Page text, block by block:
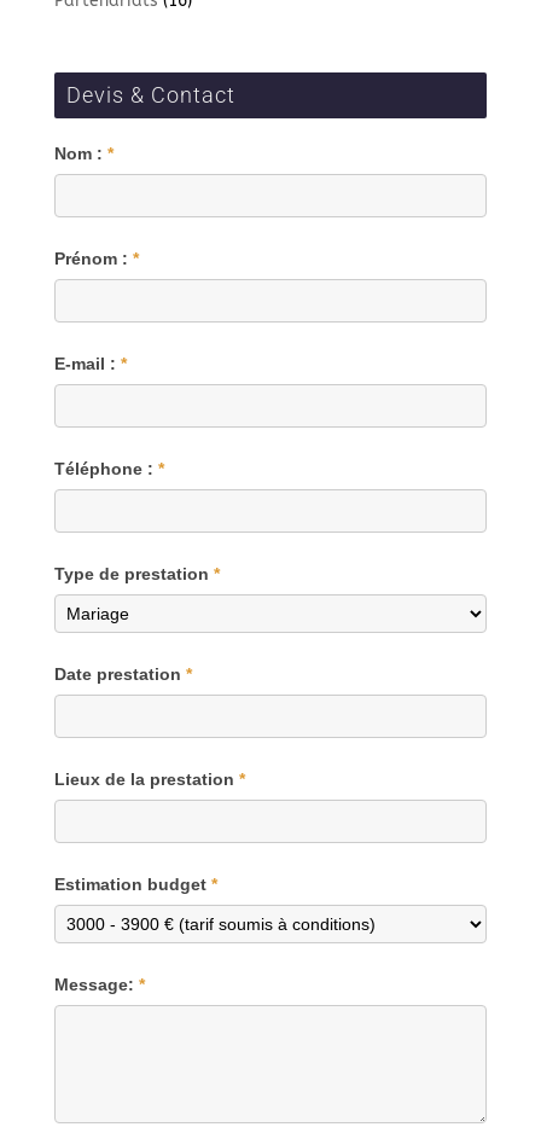
Devis & Contact
Blog
Nom : *
Prénom : *
E-mail : *
Téléphone : *
Type de prestation *
Date prestation *
Lieux de la prestation *
Estimation budget *
Message: *